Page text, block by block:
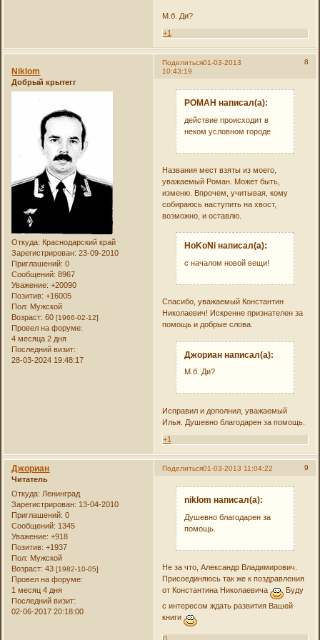
М.б. Ди?
+1
Поделиться 8
01-03-2013
10:43:19
Niklom
Добрый крытегг
Откуда: Краснодарский край
Зарегистрирован: 23-09-2010
Приглашений: 0
Сообщений: 8967
Уважение: +20090
Позитив: +16005
Пол: Мужской
Возраст: 60[1966-02-12]
Провел на форуме:
4 месяца 2 дня
Последний визит:
28-03-2024 19:48:17
РОMAH написал(а):
действие происходит в
неком условном городе
Названия мест взяты из моего,
уважаемый Роман. Может быть,
изменю. Впрочем, учитывая, кому
собираюсь наступить на хвост,
возможно, и оставлю.
HoKoNi написал(а):
с началом новой вещи!
Спасибо, уважаемый Константин
Николаевич! Искренне признателен за
помощь и добрые слова.
Джориан написал(а):
М.б. Ди?
Исправил и дополнил, уважаемый
Илья. Душевно благодарен за помощь.
+1
Поделиться 9
01-03-2013 11:04:22
Джориан
Читатель
Откуда: Ленинград
Зарегистрирован: 13-04-2010
Приглашений: 0
Сообщений: 1345
Уважение: +918
Позитив: +1937
Пол: Мужской
Возраст: 43[1982-10-05]
Провел на форуме:
1 месяц 4 дня
Последний визит:
02-06-2017 20:18:00
niklom написал(а):
Душевно благодарен за
помощь.
Не за что, Александр Владимирович.
Присоединяюсь так же к поздравления
от Константина Николаевича
Буду
с интересом ждать развития Вашей
книги